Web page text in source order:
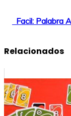
Facil: Palabra
Relacionados